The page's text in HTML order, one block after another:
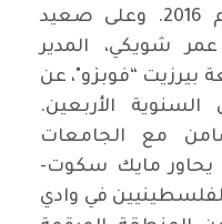
وقطاع غزة في بداية العام 2016. وعلى صعيد
شويكي، المدير
بيرزيت “فوبزو"، عن
الأربعين.
مع الجامعات
يحاور مايك سكوت-
في وادي